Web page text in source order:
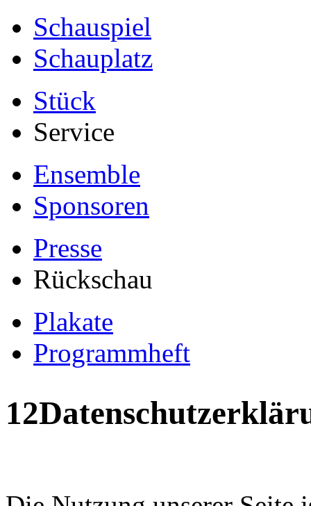
Schauspiel
Schauplatz
Stück
Service
Ensemble
Sponsoren
Presse
Rückschau
Plakate
Programmheft